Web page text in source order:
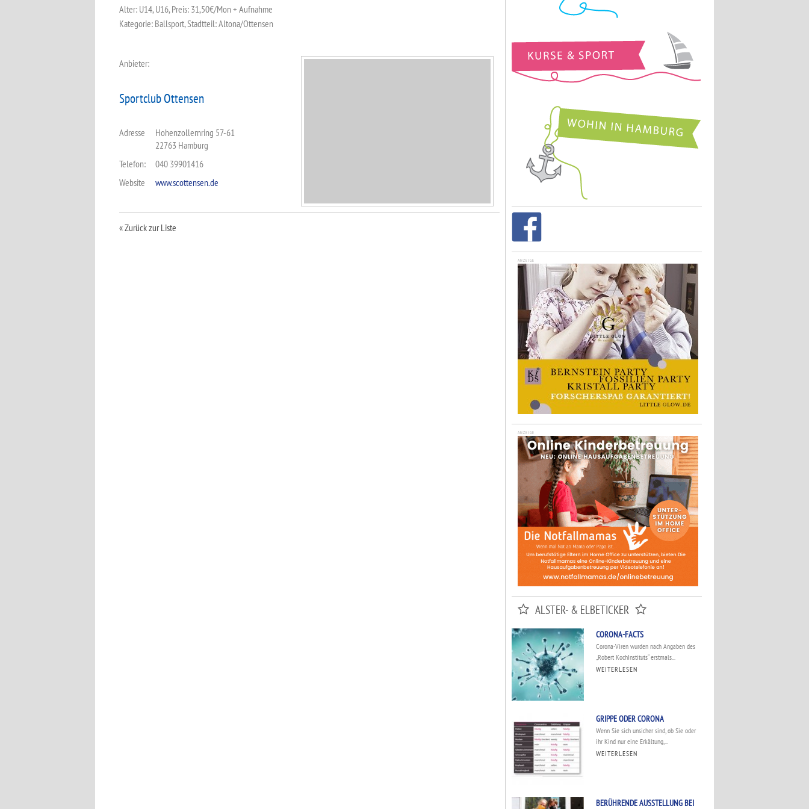
Alter: U14, U16, Preis: 31,50€/Mon + Aufnahme
Kategorie: Ballsport, Stadtteil: Altona/Ottensen
Anbieter:
Sportclub Ottensen
Adresse
Hohenzollernring 57-61
22763 Hamburg
Telefon:
040 39901416
Website
www.scottensen.de
« Zurück zur Liste
ANZEIGE
ANZEIGE
ALSTER- & ELBETICKER
CORONA-FACTS
Corona-Viren wurden nach Angaben des
„Robert KochInstituts“ erstmals...
WEITERLESEN
GRIPPE ODER CORONA
Wenn Sie sich unsicher sind, ob Sie oder
ihr Kind nur eine Erkältung,...
WEITERLESEN
BERÜHRENDE AUSSTELLUNG BEI